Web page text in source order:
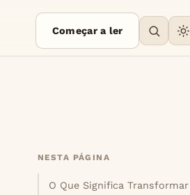
Começar a ler
NESTA PÁGINA
O Que Significa Transformar